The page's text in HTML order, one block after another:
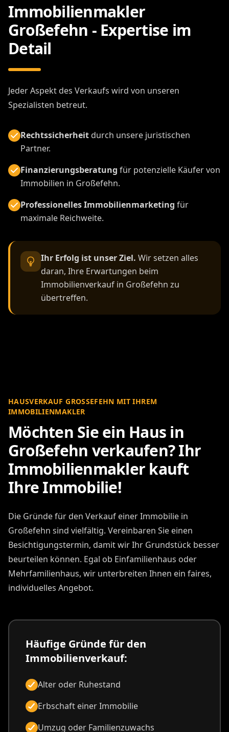
Immobilienmakler
Großefehn - Expertise im
Detail
Jeder Aspekt des Verkaufs wird von unseren
Spezialisten betreut.
Rechtssicherheitdurch unsere juristischen
Partner.
Finanzierungsberatung für potenzielle Käufer von
Immobilien in Großefehn.
Professionelles Immobilienmarketing für
maximale Reichweite.
Ihr Erfolg ist unser Ziel. Wir setzen alles
daran, Ihre Erwartungen beim
Immobilienverkauf in Großefehn zu
übertreffen.
HAUSVERKAUF GROSSEFEHN MIT IHREM I
MMOBILIENMAKLER
Möchten Sie ein Haus in
Großefehn verkaufen? Ihr
Immobilienmakler kauft
Ihre Immobilie!
Die Gründe für den Verkauf einer Immobilie in
Großefehn sind vielfältig. Vereinbaren Sie einen
Besichtigungstermin, damit wir Ihr Grundstück besser
beurteilen können. Egal ob Einfamilienhaus oder
Mehrfamilienhaus, wir unterbreiten Ihnen ein faires,
individuelles Angebot.
Häufige Gründe für den
Immobilienverkauf:
Alter oder Ruhestand
Erbschaft einer Immobilie
Umzug oder Familienzuwachs